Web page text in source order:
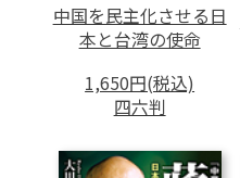
第4章 林彪の霊言
1 「私は毛沢東に
3 中国を「情報公
中国を民主化させる日
本と台湾の使命
1,650円(税込)
四六判